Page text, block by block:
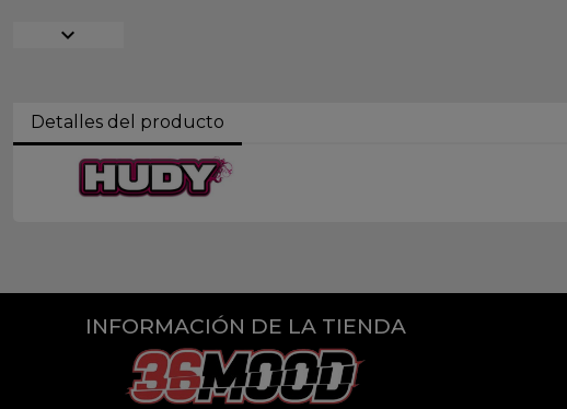
expand_more
Detalles del producto
INFORMACIÓN DE LA TIENDA